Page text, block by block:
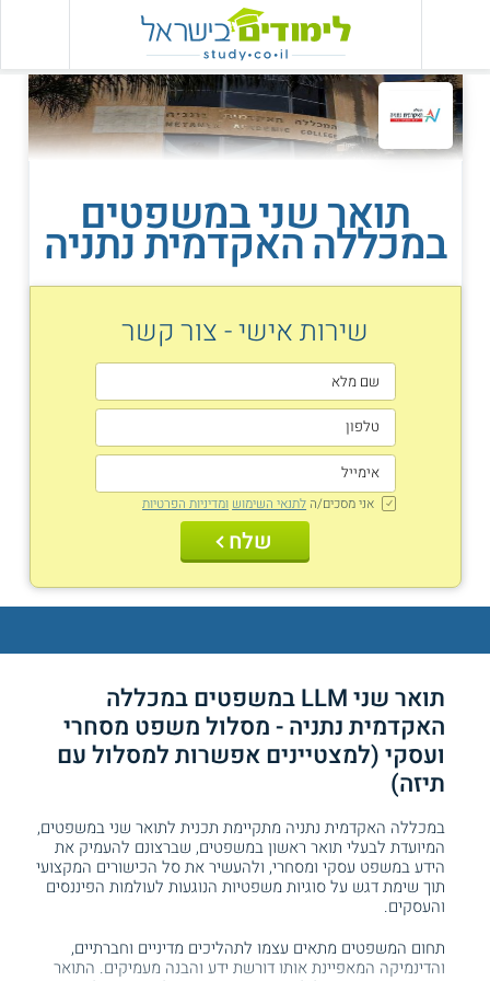
תואר שני במשפטים
במכללה האקדמית נתניה
שירות אישי - צור קשר
אני מסכים/ה לתנאי השימוש ומדיניות הפרטיות
שלח
תואר שני LLM במשפטים במכללה
האקדמית נתניה - מסלול משפט מסחרי
ועסקי (למצטיינים אפשרות למסלול עם
תיזה)
במכללה האקדמית נתניה מתקיימת תכנית לתואר שני במשפטים,
המיועדת לבעלי תואר ראשון במשפטים, שברצונם להעמיק את
הידע במשפט עסקי ומסחרי, ולהעשיר את סל הכישורים המקצועי
תוך שימת דגש על סוגיות משפטיות הנוגעות לעולמות הפיננסים
והעסקים.
תחום המשפטים מתאים עצמו לתהליכים מדיניים וחברתיים,
והדינמיקה המאפיינת אותו דורשת ידע והבנה מעמיקים. התואר